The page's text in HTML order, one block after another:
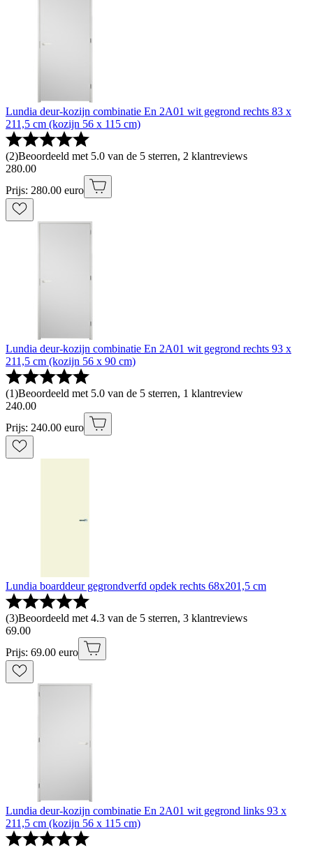
Lundia deur-kozijn combinatie En 2A01 wit gegrond rechts 83 x
211,5 cm (kozijn 56 x 115 cm)
(2)Beoordeeld met 5.0 van de 5 sterren, 2 klantreviews
280.00
Prijs: 280.00 euro
Lundia deur-kozijn combinatie En 2A01 wit gegrond rechts 93 x
211,5 cm (kozijn 56 x 90 cm)
(1)Beoordeeld met 5.0 van de 5 sterren, 1 klantreview
240.00
Prijs: 240.00 euro
Lundia boarddeur gegrondverfd opdek rechts 68x201,5 cm
(3)Beoordeeld met 4.3 van de 5 sterren, 3 klantreviews
69.00
Prijs: 69.00 euro
Lundia deur-kozijn combinatie En 2A01 wit gegrond links 93 x
211,5 cm (kozijn 56 x 115 cm)